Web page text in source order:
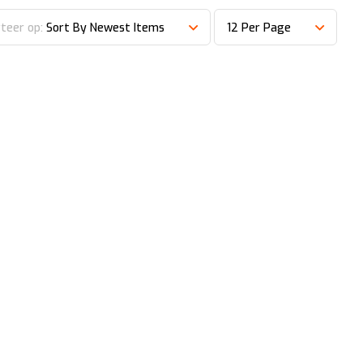
op: Sort By Newest Items 12 Per Page